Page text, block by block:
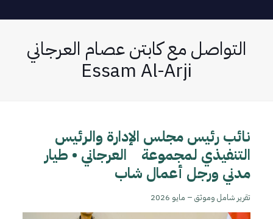
التواصل مع كابتن عصام العرجاني
Essam Al-Arji
نائب رئيس مجلس الإدارة والرئيس
التنفيذي لمجموعة العرجاني • طيار
مدني ورجل أعمال شاب
تقرير شامل وموثق – مايو 2026